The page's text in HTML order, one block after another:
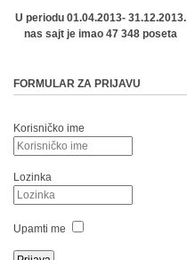
U periodu 01.04.2013- 31.12.2013.
nas sajt je imao 47 348 poseta
FORMULAR ZA PRIJAVU
Korisničko ime
Lozinka
Upamti me